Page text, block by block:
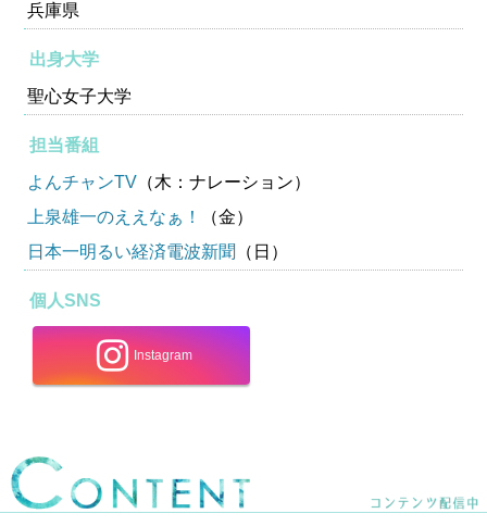
兵庫県
出身大学
聖心女子大学
担当番組
よんチャンTV （木：ナレーション）
上泉雄一のええなぁ！
（金）
日本一明るい経済電波新聞
（日）
個人SNS
Instagram